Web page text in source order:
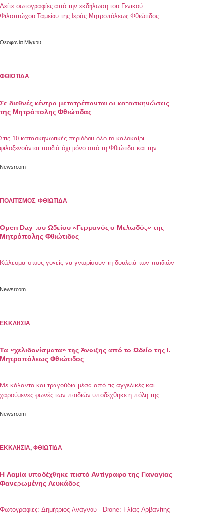
Δείτε φωτογραφίες από την εκδήλωση του Γενικού
Φιλοπτώχου Ταμείου της Ιεράς Μητροπόλεως Φθιώτιδος
Θεοφανία Μίγκου
ΦΘΙΩΤΙΔΑ
Σε διεθνές κέντρο μετατρέπονται οι κατασκηνώσεις
της Μητρόπολης Φθιώτιδας
Στις 10 κατασκηνωτικές περιόδου όλο το καλοκαίρι
φιλοξενούνται παιδιά όχι μόνο από τη Φθιώτιδα και την
Αφρική.
Newsroom
ΠΟΛΙΤΙΣΜΟΣ, ΦΘΙΩΤΙΔΑ
Open Day του Ωδείου «Γερμανός ο Μελωδός» της
Μητρόπολης Φθιώτιδος
Κάλεσμα στους γονείς να γνωρίσουν τη δουλειά των παιδιών
Newsroom
ΕΚΚΛΗΣΙΑ
Τα «χελιδονίσματα» της Άνοιξης από το Ωδείο της Ι.
Μητροπόλεως Φθιώτιδος
Με κάλαντα και τραγούδια μέσα από τις αγγελικές και
χαρούμενες φωνές των παιδιών υποδέχθηκε η πόλη της
Newsroom
ΕΚΚΛΗΣΙΑ, ΦΘΙΩΤΙΔΑ
Η Λαμία υποδέχθηκε πιστό Αντίγραφο της Παναγίας
Φανερωμένης Λευκάδος
Φωτογραφίες: Δημήτριος Ανάγνου - Drone: Ηλίας Αρβανίτης